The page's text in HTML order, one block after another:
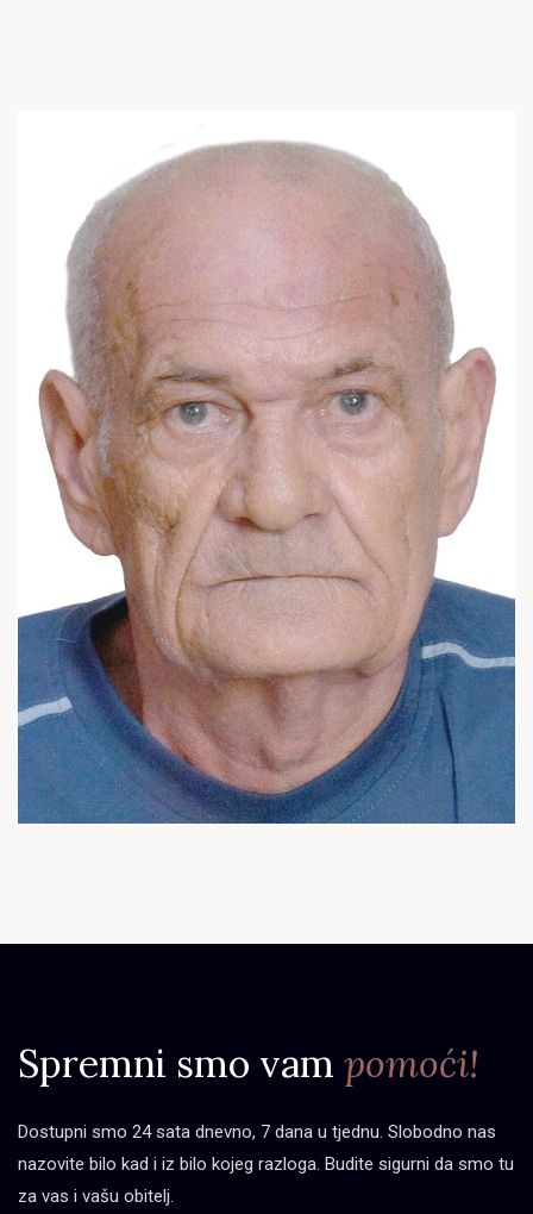
Spremni smo vam pomoći!
Dostupni smo 24 sata dnevno, 7 dana u tjednu. Slobodno nas
nazovite bilo kad i iz bilo kojeg razloga. Budite sigurni da smo tu
za vas i vašu obitelj.